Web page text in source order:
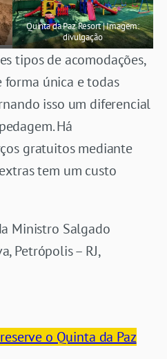
Quinta da Paz Resort | Imagem:
divulgação
tipos de acomodações,
forma única e todas
isso um diferencial
Há
gratuitos mediante
tem um custo
Ministro Salgado
Petrópolis – RJ,
o Quinta da Paz